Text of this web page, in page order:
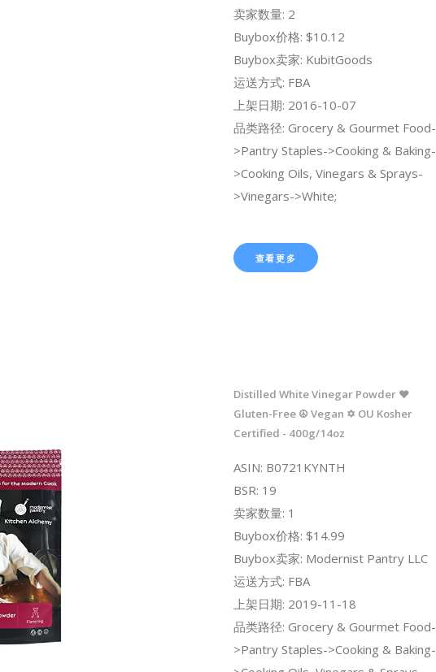
卖家数量: 2
Buybox价格: $10.12
Buybox卖家: KubitGoods
运送方式: FBA
上架日期: 2016-10-07
品类路径: Grocery & Gourmet Food-
>Pantry Staples->Cooking & Baking-
>Cooking Oils, Vinegars & Sprays-
>Vinegars->White;
查看更多
Distilled White Vinegar Powder ❤
Gluten-Free ☮ Vegan ✡ OU Kosher
Certified - 400g/14oz
ASIN: B0721KYNTH
BSR: 19
卖家数量: 1
Buybox价格: $14.99
Buybox卖家: Modernist Pantry LLC
运送方式: FBA
上架日期: 2019-11-18
品类路径: Grocery & Gourmet Food-
>Pantry Staples->Cooking & Baking-